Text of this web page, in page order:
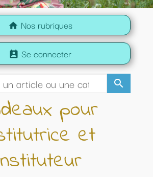
home Nos rubriques
search
perm_contact_calendar Se connecter
pour
et